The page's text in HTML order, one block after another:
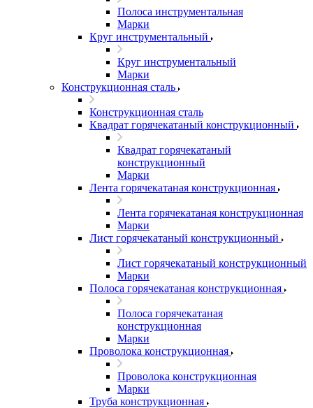
Полоса инструментальная
Марки
Круг инструментальный
Круг инструментальный
Марки
Конструкционная сталь
Конструкционная сталь
Квадрат горячекатаный конструкционный
Квадрат горячекатаный
конструкционный
Марки
Лента горячекатаная конструкционная
Лента горячекатаная конструкционная
Марки
Лист горячекатаный конструкционный
Лист горячекатаный конструкционный
Марки
Полоса горячекатаная конструкционная
Полоса горячекатаная
конструкционная
Марки
Проволока конструкционная
Проволока конструкционная
Марки
Труба конструкционная